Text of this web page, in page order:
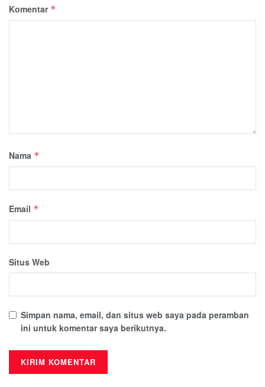
Komentar *
Nama *
Email *
Situs Web
Simpan nama, email, dan situs web saya pada peramban
ini untuk komentar saya berikutnya.